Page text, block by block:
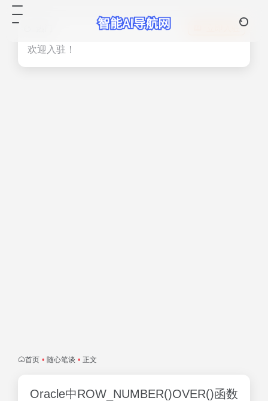
欢迎入驻！
首页 • 随心笔谈 • 正文
Oracle中ROW_NUMBER()OVER()函数